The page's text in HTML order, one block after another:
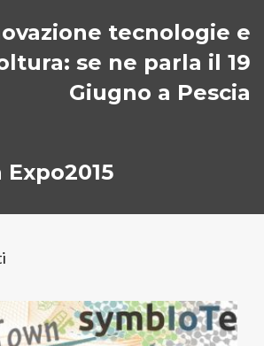
tecnologie e
se ne parla il 19
Giugno a Pescia